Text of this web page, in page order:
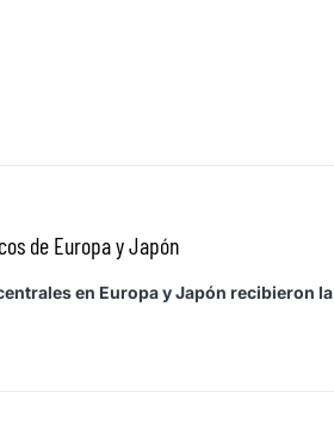
de Europa y Japón
en Europa y Japón recibieron la